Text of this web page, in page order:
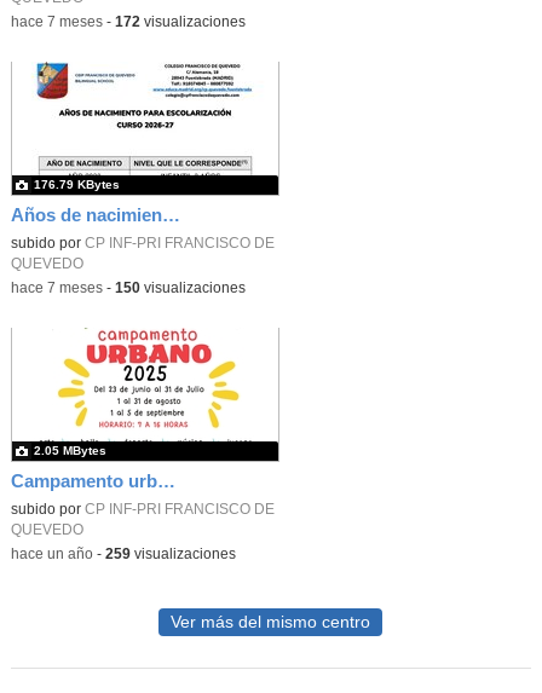
-hace 7 meses- 172 visualizaciones
Años de nacimiento. Admisión 26-27
subido por CP INF-PRI FRANCISCO DE
QUEVEDO
176.79 KBytes
-hace 7 meses- 150visualizaciones
Campamento urbano
subido por CP INF-PRI FRANCISCO DE
QUEVEDO
2.05 MBytes
-hace un año- 259visualizaciones
Ver más del mismo centro